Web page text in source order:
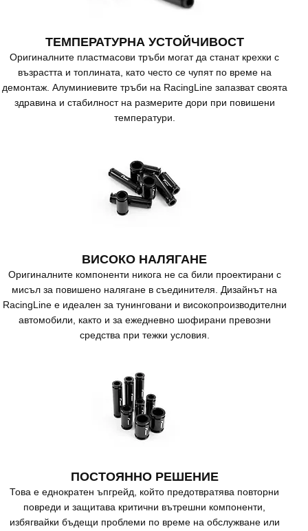
ТЕМПЕРАТУРНА УСТОЙЧИВОСТ
Оригиналните пластмасови тръби могат да станат крехки с
възрастта и топлината, като често се чупят по време на
демонтаж. Алуминиевите тръби на RacingLine запазват своята
здравина и стабилност на размерите дори при повишени
температури.
ВИСОКО НАЛЯГАНЕ
Оригиналните компоненти никога не са били проектирани с
мисъл за повишено налягане в съединителя. Дизайнът на
RacingLine е идеален за тунинговани и високопроизводителни
автомобили, както и за ежедневно шофирани превозни
средства при тежки условия.
ПОСТОЯННО РЕШЕНИЕ
Това е еднократен ъпгрейд, който предотвратява повторни
повреди и защитава критични вътрешни компоненти,
избягвайки бъдещи проблеми по време на обслужване или